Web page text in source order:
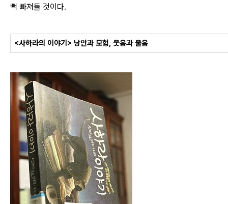
뻑 빠져들 것이다.
<사하라의 이야기> 낭만과 모험, 웃음과 울음